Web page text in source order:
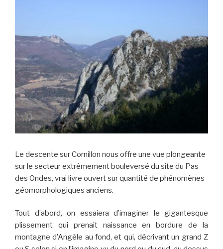
Le descente sur Cornillon nous offre une vue plongeante
sur le secteur extrêmement bouleversé du site du Pas
des Ondes, vrai livre ouvert sur quantité de phénomènes
géomorphologiques anciens.
Tout d’abord, on essaiera d’imaginer le gigantesque
plissement qui prenait naissance en bordure de la
montagne d’Angèle au fond, et qui, décrivant un grand Z